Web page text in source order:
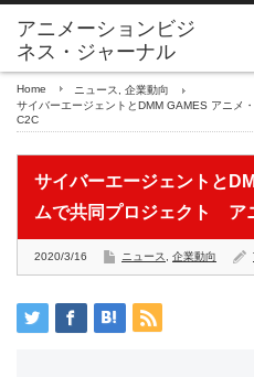
アニメーションビジ
ネス・ジャーナル
Home ニュース
企業動向
サイバーエージェントとDMM GAMES アニ
C2C
サイバーエージェントと
ムで共同プロジェクト ア
2020/3/16 ニュース 企業動向